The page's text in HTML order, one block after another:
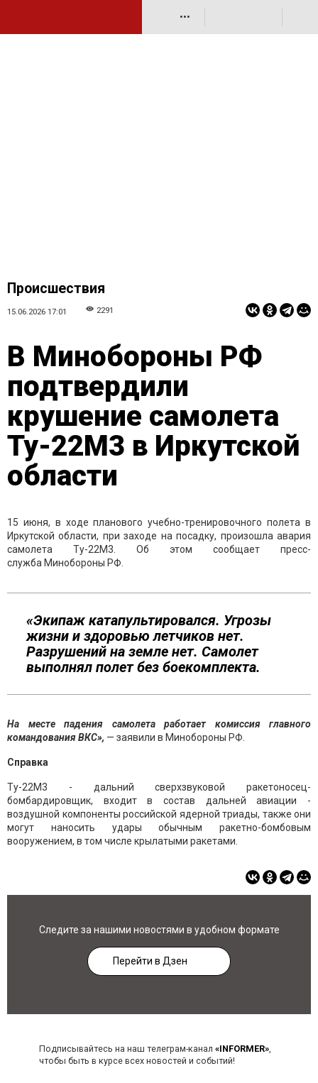
•••
Происшествия
15.06.2026 17:01 2291
В Минобороны РФ
подтвердили
крушение самолета
Ту-22М3 в Иркутской
области
15 июня, в ходе планового учебно-тренировочного полета в
Иркутской области, при заходе на посадку, произошла авария
самолета Ту-22М3. Об этом сообщает пресс-
служба Минобороны РФ.
«Экипаж катапультировался. Угрозы
жизни и здоровью летчиков нет.
Разрушений на земле нет. Самолет
выполнял полет без боекомплекта.
На месте падения самолета работает комиссия главного
командования ВКС», — заявили в Минобороны РФ.
Справка
Ту-22М3 - дальний сверхзвуковой ракетоносец-
бомбардировщик, входит в состав дальней авиации -
воздушной компоненты российской ядерной триады, также они
могут наносить удары обычным ракетно-бомбовым
вооружением, в том числе крылатыми ракетами.
Следите за нашими новостями в удобном формате
Перейти в Дзен
Подписывайтесь на наш телеграм-канал «INFORMER»,
чтобы быть в курсе всех новостей и событий!